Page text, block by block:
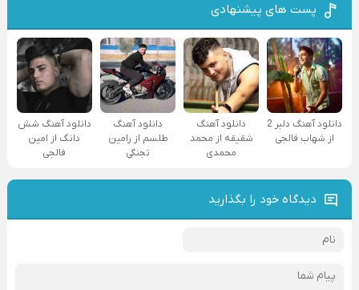
پست های پیشنهادی
دانلود آهنگ دلبر 2
از شهاب فالجی
دانلود آهنگ
شقیقه از محمد
محمدی
دانلود آهنگ
طلسم از رامین
تجنگی
دانلود آهنگ شش
دانگ از امین
فالجی
دیدگاه خود را بگذارید